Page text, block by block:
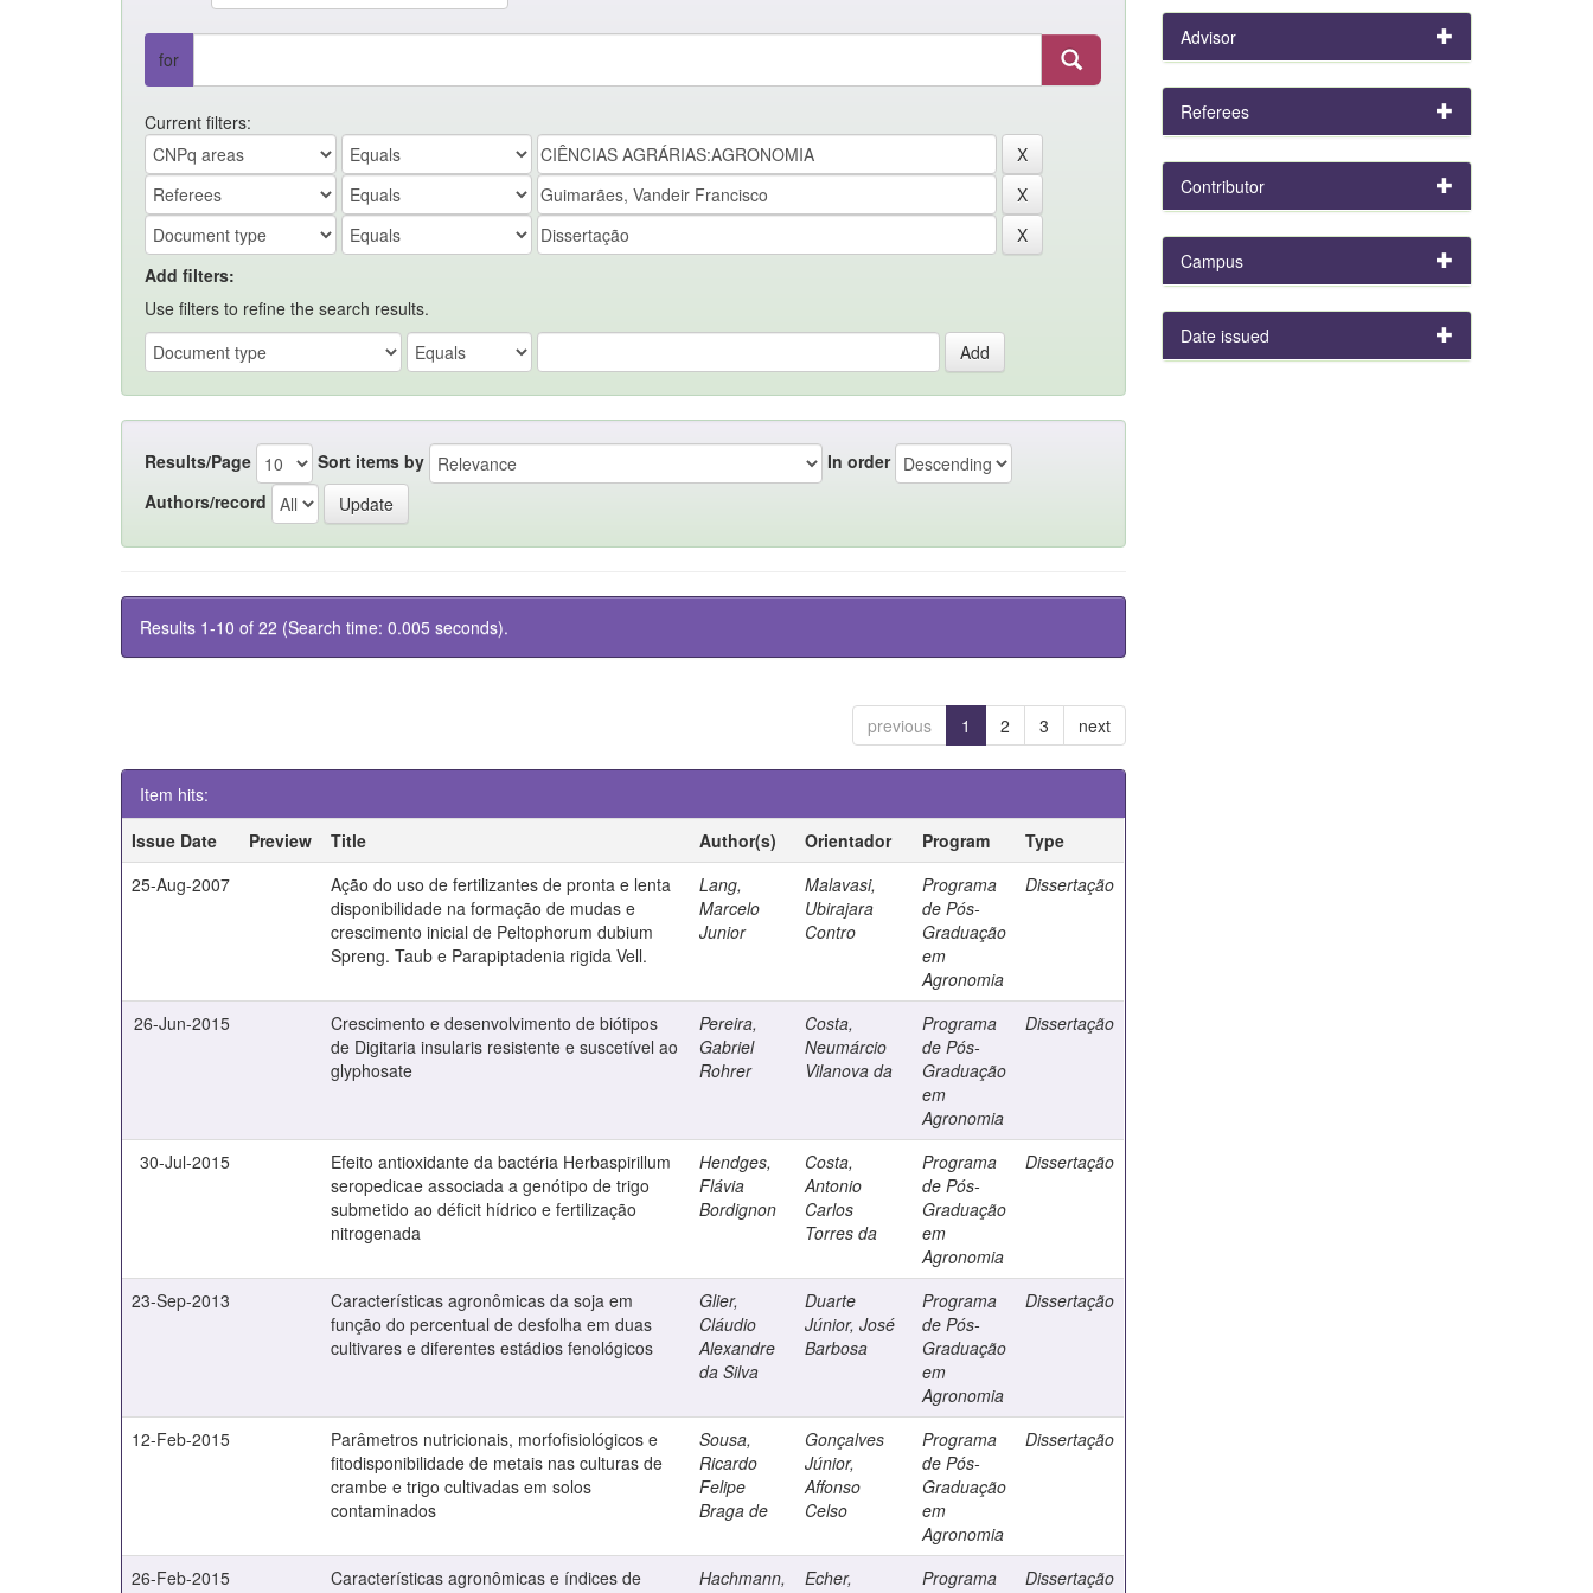
for
Current filters:
Add filters:
Use filters to refine the search results.
Results/Page Sort items by
In order
Authors/record
Results 1-10 of 22 (Search time: 0.005 seconds).
previous 1 2 3 next
Item hits:
Issue Date
Preview Title Author(s) Orientador Program
Type
25-Aug-2007
Ação do uso de fertilizantes de pronta e lenta
disponibilidade na formação de mudas e
crescimento inicial de Peltophorum dubium
Spreng. Taub e Parapiptadenia rigida Vell.
Lang,
Marcelo
Junior
Malavasi,
Ubirajara
Contro
Programa
de Pós-
Graduação
em
Agronomia
Dissertação
26-Jun-2015
Crescimento e desenvolvimento de biótipos
de Digitaria insularis resistente e suscetível ao
glyphosate
Pereira,
Gabriel
Rohrer
Costa,
Neumárcio
Vilanova da
Programa
de Pós-
Graduação
em
Agronomia
Dissertação
30-Jul-2015
Efeito antioxidante da bactéria Herbaspirillum
seropedicae associada a genótipo de trigo
submetido ao déficit hídrico e fertilização
nitrogenada
Hendges,
Flávia
Bordignon
Costa,
Antonio
Carlos
Torres da
Programa
de Pós-
Graduação
em
Agronomia
Dissertação
23-Sep-2013
Características agronômicas da soja em
função do percentual de desfolha em duas
cultivares e diferentes estádios fenológicos
Glier,
Cláudio
Alexandre
da Silva
Duarte
Júnior, José
Barbosa
Programa
de Pós-
Graduação
em
Agronomia
Dissertação
12-Feb-2015
Parâmetros nutricionais, morfofisiológicos e
fitodisponibilidade de metais nas culturas de
crambe e trigo cultivadas em solos
contaminados
Sousa,
Ricardo
Felipe
Braga de
Gonçalves
Júnior,
Affonso
Celso
Programa
de Pós-
Graduação
em
Agronomia
Dissertação
26-Feb-2015
Características agronômicas e índices de
Hachmann,
Echer,
Programa
Dissertação
Advisor
Referees
Contributor
Campus
Date issued